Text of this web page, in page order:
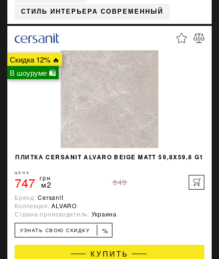
СТИЛЬ ИНТЕРЬЕРА СОВРЕМЕННЫЙ
Скидка 12% 🔥
В шоуруме 🛍
ПЛИТКА CERSANIT ALVARO BEIGE MATT 59,8X59,8 G1
ЦЕНА
747 грн
м2 849
Бренд:Cersanit
Коллекция:ALVARO
Страна-производитель: Украина
УЗНАТЬ СВОЮ СКИДКУ %
КУПИТЬ